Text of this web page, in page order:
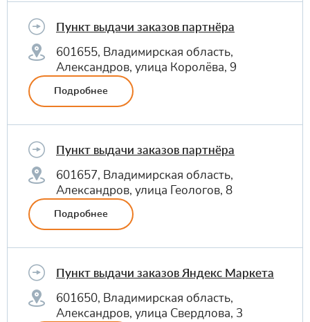
Пункт выдачи заказов партнёра
601655, Владимирская область,
Александров, улица Королёва, 9
Подробнее
Пункт выдачи заказов партнёра
601657, Владимирская область,
Александров, улица Геологов, 8
Подробнее
Пункт выдачи заказов Яндекс Маркета
601650, Владимирская область,
Александров, улица Свердлова, 3